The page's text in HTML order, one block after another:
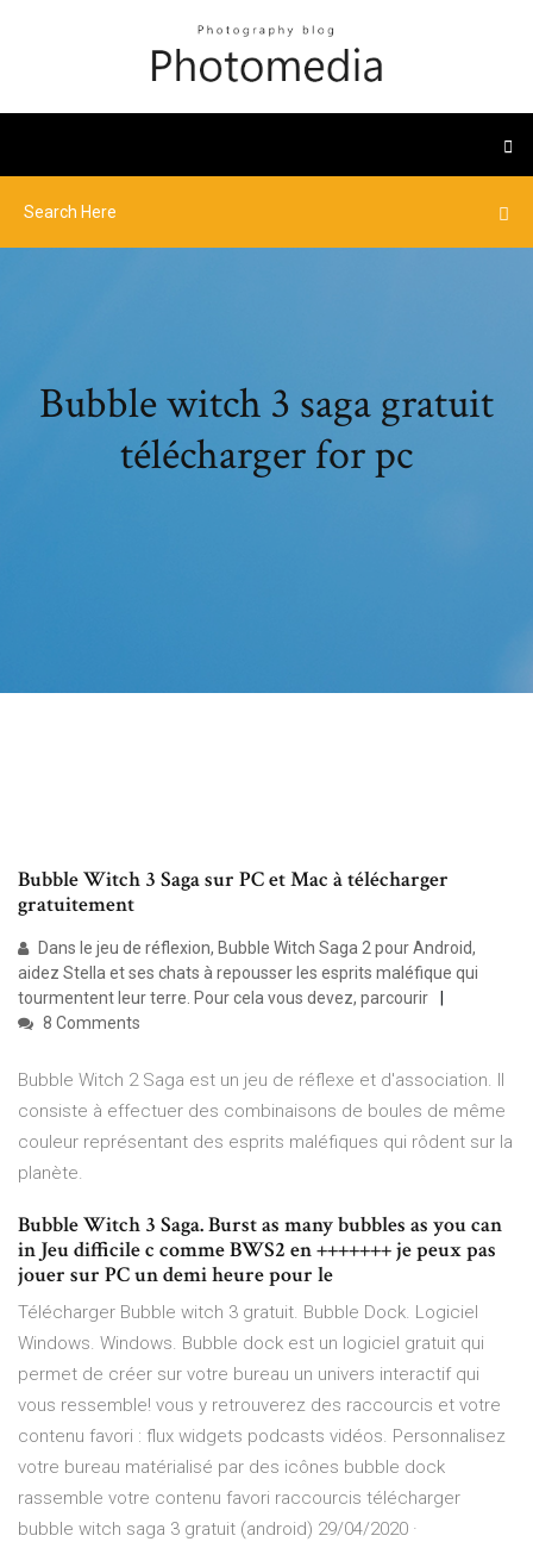
Bubble witch 3 saga gratuit
télécharger for pc
Bubble Witch 3 Saga sur PC et Mac à télécharger
gratuitement
Dans le jeu de réflexion, Bubble Witch Saga 2 pour Android,
aidez Stella et ses chats à repousser les esprits maléfique qui
tourmentent leur terre. Pour cela vous devez, parcourir
8 Comments
Bubble Witch 2 Saga est un jeu de réflexe et d'association. Il
consiste à effectuer des combinaisons de boules de même
couleur représentant des esprits maléfiques qui rôdent sur la
planète.
Bubble Witch 3 Saga. Burst as many bubbles as you can
in Jeu difficile c comme BWS2 en +++++++ je peux pas
jouer sur PC un demi heure pour le
Télécharger Bubble witch 3 gratuit. Bubble Dock. Logiciel
Windows. Windows. Bubble dock est un logiciel gratuit qui
permet de créer sur votre bureau un univers interactif qui
vous ressemble! vous y retrouverez des raccourcis et votre
contenu favori : flux widgets podcasts vidéos. Personnalisez
votre bureau matérialisé par des icônes bubble dock
rassemble votre contenu favori raccourcis télécharger
bubble witch saga 3 gratuit (android) 29/04/2020 ·